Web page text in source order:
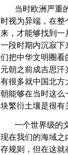
当时欧洲严重
时视为异端，在
来，才能够找到一
一段时期内沉寂下
们把中华文明圈看
元朝之前成吉思
有很多就中国北方
朝能够在当时这么
块繁衍土壤是很有
一个世界级的
现在我们的海域之
存规则，但在这就